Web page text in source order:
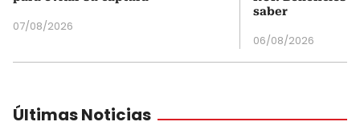
07/08/2026
saber
06/08/2026
Últimas Noticias